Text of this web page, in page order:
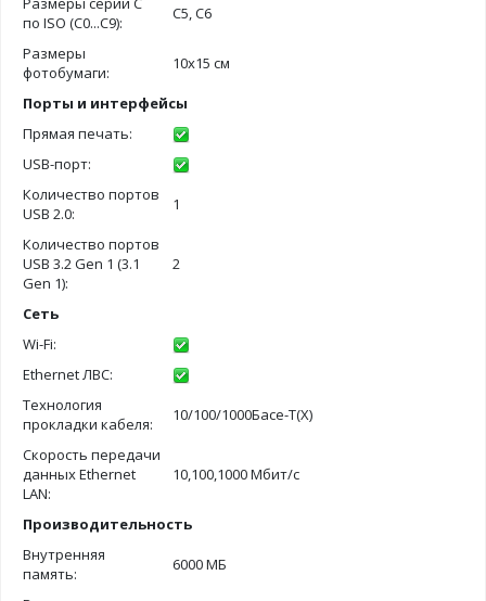
по ISO (C0...C9):
С5, С6
Размеры
фотобумаги:
10х15 см
Порты и интерфейсы
Прямая печать:
USB-порт:
Количество портов
USB 2.0:
1
Количество портов
USB 3.2 Gen 1 (3.1
Gen 1):
2
Сеть
Wi-Fi:
Ethernet ЛВС:
Технология
прокладки кабеля:
10/100/1000Басе-Т(Х)
Скорость передачи
данных Ethernet
LAN:
10,100,1000 Мбит/с
Производительность
Внутренняя
память:
6000 МБ